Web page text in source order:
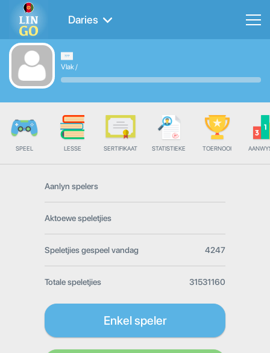
Daries
Vlak/
SPEEL LESSE SERTIFIKAAT STATISTIEKE TOERNOOI
Aanlyn spelers
Aktoewe speletjies
Speletjies gespeel vandag 4247
Totale speletjies 31531160
Enkel speler